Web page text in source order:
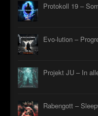
Protokoll 19 –
Evo-lution –
Projekt JU – In
Rabengott –